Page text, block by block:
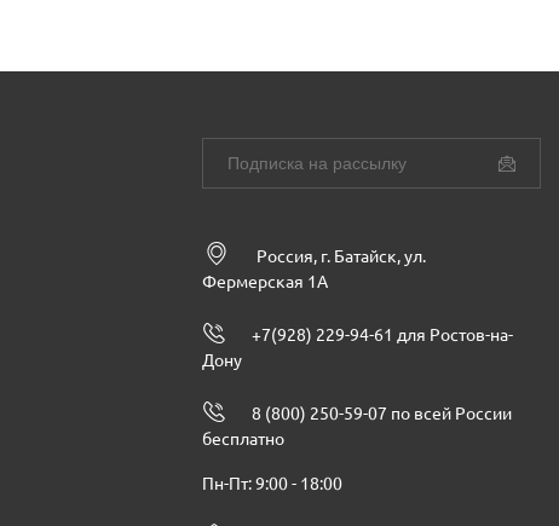
Россия, г. Батайск, ул.
Фермерская 1А
+7(928) 229-94-61 для Ростов-на-
Дону
8 (800) 250-59-07 по всей России
бесплатно
Пн-Пт: 9:00 - 18:00